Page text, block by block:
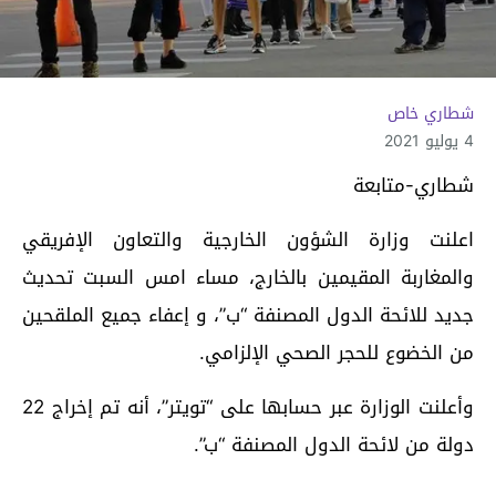
شطاري خاص
4 يوليو 2021
شطاري-متابعة
اعلنت وزارة الشؤون الخارجية والتعاون الإفريقي
والمغاربة المقيمين بالخارج، مساء امس السبت تحديث
جديد للائحة الدول المصنفة “ب”، و إعفاء جميع الملقحين
من الخضوع للحجر الصحي الإلزامي.
وأعلنت الوزارة عبر حسابها على “تويتر”، أنه تم إخراج 22
دولة من لائحة الدول المصنفة “ب”.